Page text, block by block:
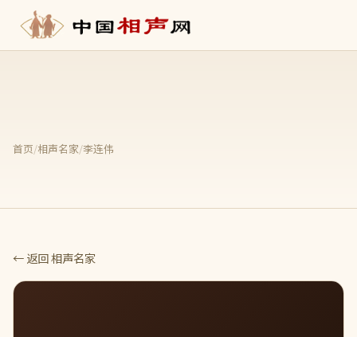
首页/相声名家/李连伟
← 返回 相声名家